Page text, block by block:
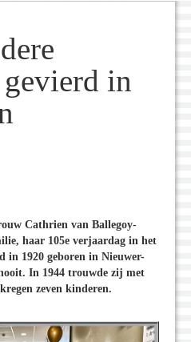
in
Cathrien van Ballegoy-
haar 105e verjaardag in het
in 1920 geboren in Nieuwer-
In 1944 trouwde zij met
zeven kinderen.